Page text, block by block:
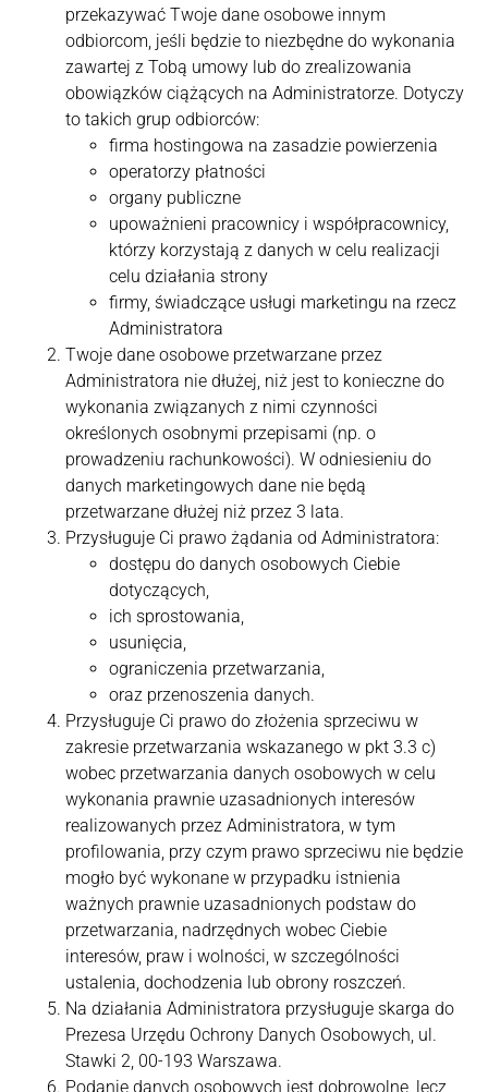
przekazywać Twoje dane osobowe innym
odbiorcom, jeśli będzie to niezbędne do wykonania
zawartej z Tobą umowy lub do zrealizowania
obowiązków ciążących na Administratorze. Dotyczy
to takich grup odbiorców:
firma hostingowa na zasadzie powierzenia
operatorzy płatności
organy publiczne
upoważnieni pracownicy i współpracownicy,
którzy korzystają z danych w celu realizacji
celu działania strony
firmy, świadczące usługi marketingu na rzecz
Administratora
Twoje dane osobowe przetwarzane przez
Administratora nie dłużej, niż jest to konieczne do
wykonania związanych z nimi czynności
określonych osobnymi przepisami (np. o
prowadzeniu rachunkowości). W odniesieniu do
danych marketingowych dane nie będą
przetwarzane dłużej niż przez 3 lata.
Przysługuje Ci prawo żądania od Administratora:
dostępu do danych osobowych Ciebie
dotyczących,
ich sprostowania,
usunięcia,
ograniczenia przetwarzania,
oraz przenoszenia danych.
Przysługuje Ci prawo do złożenia sprzeciwu w
zakresie przetwarzania wskazanego w pkt 3.3 c)
wobec przetwarzania danych osobowych w celu
wykonania prawnie uzasadnionych interesów
realizowanych przez Administratora, w tym
profilowania, przy czym prawo sprzeciwu nie będzie
mogło być wykonane w przypadku istnienia
ważnych prawnie uzasadnionych podstaw do
przetwarzania, nadrzędnych wobec Ciebie
interesów, praw i wolności, w szczególności
ustalenia, dochodzenia lub obrony roszczeń.
Na działania Administratora przysługuje skarga do
Prezesa Urzędu Ochrony Danych Osobowych, ul.
Stawki 2, 00-193 Warszawa.
Podanie danych osobowych jest dobrowolne, lecz